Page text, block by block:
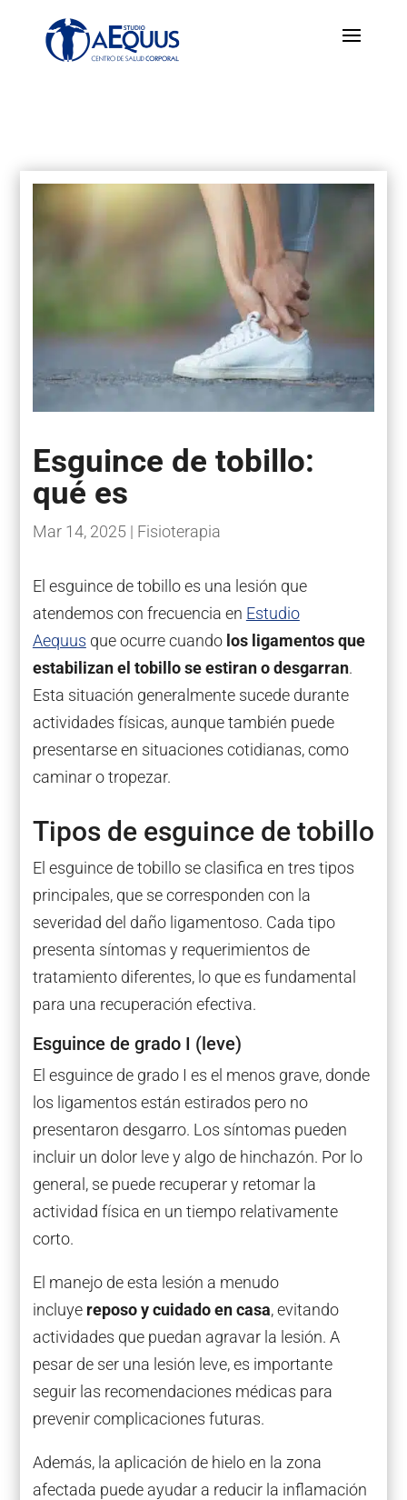
Esguince de tobillo:
qué es
Mar 14, 2025| Fisioterapia
El esguince de tobillo es una lesión que
atendemos con frecuencia en Estudio
Aequus que ocurre cuando los ligamentos que
estabilizan el tobillo se estiran o desgarran.
Esta situación generalmente sucede durante
actividades físicas, aunque también puede
presentarse en situaciones cotidianas, como
caminar o tropezar.
Tipos de esguince de tobillo
El esguince de tobillo se clasifica en tres tipos
principales, que se corresponden con la
severidad del daño ligamentoso. Cada tipo
presenta síntomas y requerimientos de
tratamiento diferentes, lo que es fundamental
para una recuperación efectiva.
Esguince de grado I (leve)
El esguince de grado I es el menos grave, donde
los ligamentos están estirados pero no
presentaron desgarro. Los síntomas pueden
incluir un dolor leve y algo de hinchazón. Por lo
general, se puede recuperar y retomar la
actividad física en un tiempo relativamente
corto.
El manejo de esta lesión a menudo
incluye reposo y cuidado en casa, evitando
actividades que puedan agravar la lesión. A
pesar de ser una lesión leve, es importante
seguir las recomendaciones médicas para
prevenir complicaciones futuras.
Además, la aplicación de hielo en la zona
afectada puede ayudar a reducir la inflamación